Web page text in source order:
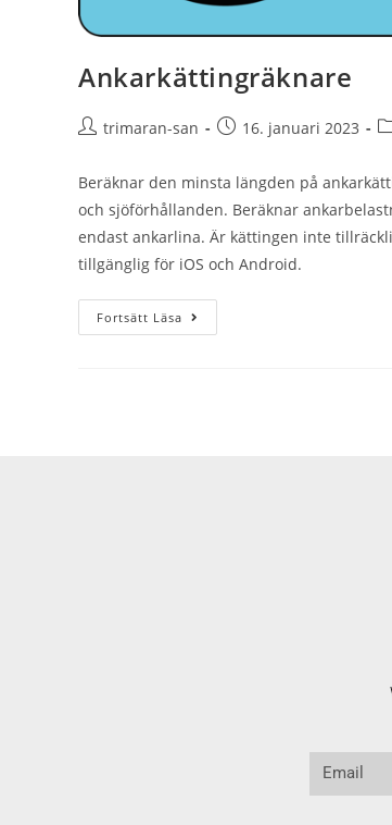
Ankarkättingräknare
trimaran-san 16. januari 2023
Beräknar den minsta längden på
och sjöförhållanden. Beräknar
endast ankarlina. Är kättingen inte
tillgänglig för iOS och Android.
Fortsätt Läsa